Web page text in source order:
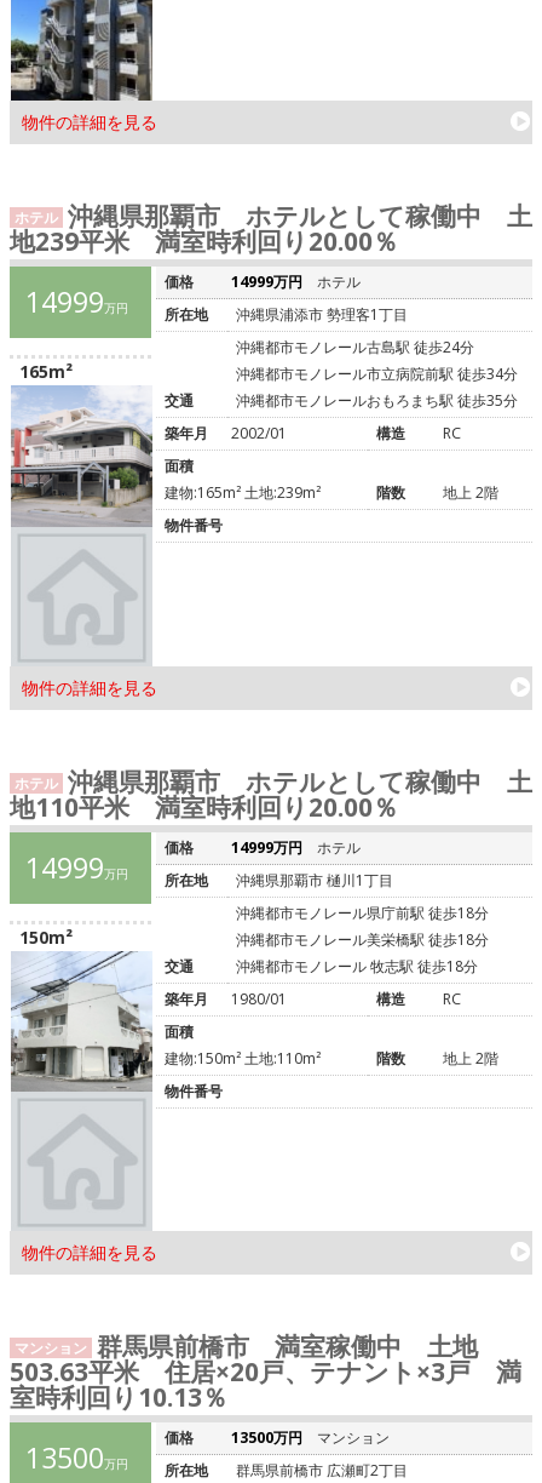
物件の詳細を見る
ホテル 沖縄県那覇市 ホテルとして稼働中 土
地239平米 満室時利回り20.00％
14999万円
165m²
物件の詳細を見る
価格 14999万円
ホテル
所在地
沖縄県浦添市 勢理客1丁目
交通
沖縄都市モノレール古島駅 徒歩24分
沖縄都市モノレール市立病院前駅 徒歩34分
沖縄都市モノレールおもろまち駅 徒歩35分
築年月
2002/01 構造
RC
面積
建物:165m² 土地:239m²
階数
地上 2階
物件番号
ホテル 沖縄県那覇市 ホテルとして稼働中 土
地110平米 満室時利回り20.00％
14999万円
150m²
物件の詳細を見る
価格 14999万円
ホテル
所在地
沖縄県那覇市 樋川1丁目
交通
沖縄都市モノレール県庁前駅 徒歩18分
沖縄都市モノレール美栄橋駅 徒歩18分
沖縄都市モノレール 牧志駅 徒歩18分
築年月
1980/01 構造
RC
面積
建物:150m² 土地:110m²
階数
地上 2階
物件番号
マンション 群馬県前橋市 満室稼働中 土地
503.63平米 住居×20戸、テナント×3戸 満
室時利回り10.13％
13500万円
価格 13500万円
マンション
所在地
群馬県前橋市 広瀬町2丁目